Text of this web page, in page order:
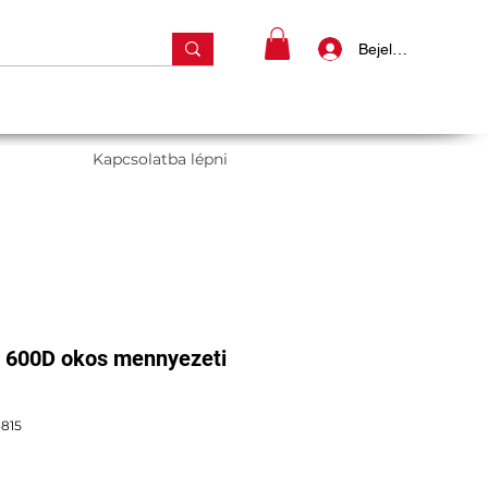
Bejelentkezés
Kapcsolatba lépni
okos mennyezeti